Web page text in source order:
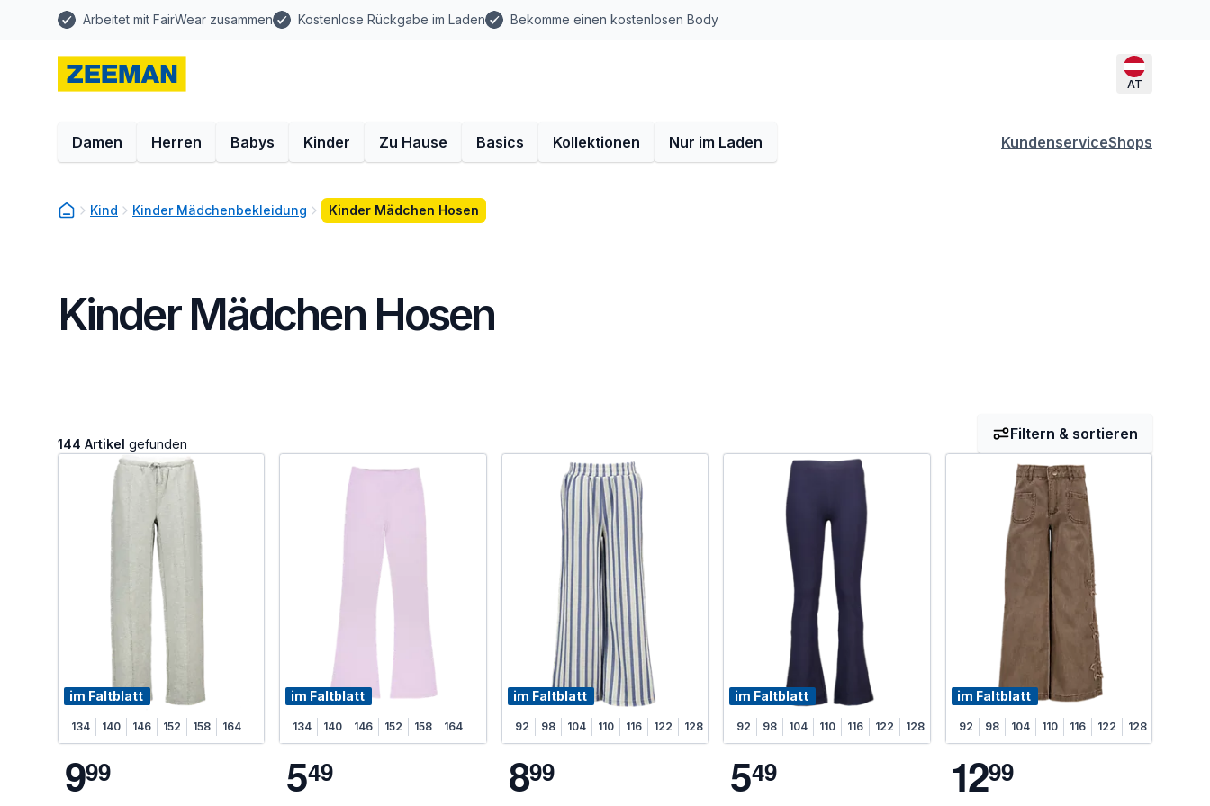
Arbeitet mit FairWear zusammen Kostenlose Rückgabe im Laden Bekomme einen kostenlosen Body
AT
Damen Herren Babys Kinder Zu Hause Basics Kollektionen Nur im Laden KundenserviceShops
Kind Kinder Mädchenbekleidung Kinder Mädchen Hosen
Kinder Mädchen Hosen
144 Artikel gefunden
Filtern & sortieren
im Faltblatt
134 140 146 152 158 164
999
im Faltblatt
134 140 146 152 158 164
549
im Faltblatt
92 98 104 110 116 122 128
899
im Faltblatt
92 98 104 110 116 122 128
549
im Faltblatt
92 98 104 110 116 122 128
1299